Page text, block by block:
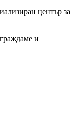
център за
и